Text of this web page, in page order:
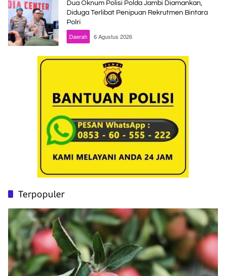
Dua Oknum Polisi Polda Jambi Diamankan,
Diduga Terlibat Penipuan Rekrutmen Bintara
Polri
Daerah 6 Agustus 2026
Terpopuler